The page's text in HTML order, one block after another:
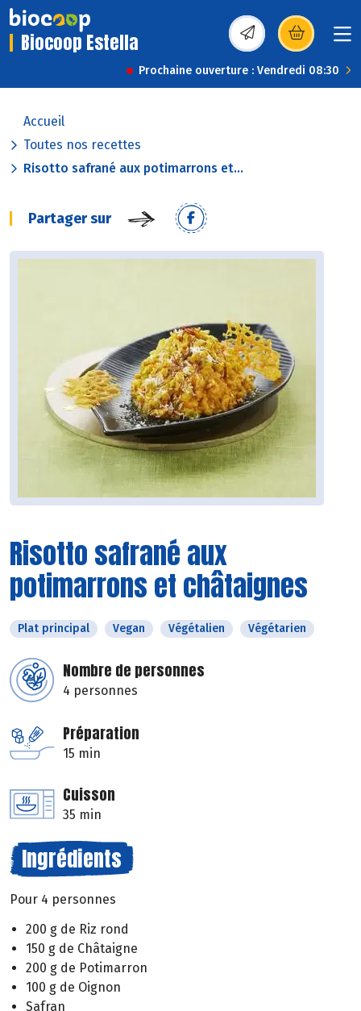
Biocoop Estella (s’ouvre dans une
Prochaine ouverture : Vendredi 08:30
Accueil
Toutes nos recettes
Risotto safrané aux potimarrons et...
Partager sur
Risotto safrané aux
potimarrons et châtaignes
Plat principal Vegan Végétalien Végétarien
Nombre de personnes
4 personnes
Préparation
15 min
Cuisson
35 min
Ingrédients
Pour 4 personnes
200 g de Riz rond
150 g de Châtaigne
200 g de Potimarron
100 g de Oignon
Safran